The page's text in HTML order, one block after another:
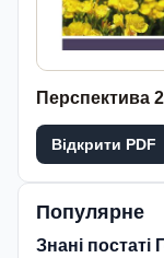
Перспектива
Відкрити PDF
Популярне
Знані